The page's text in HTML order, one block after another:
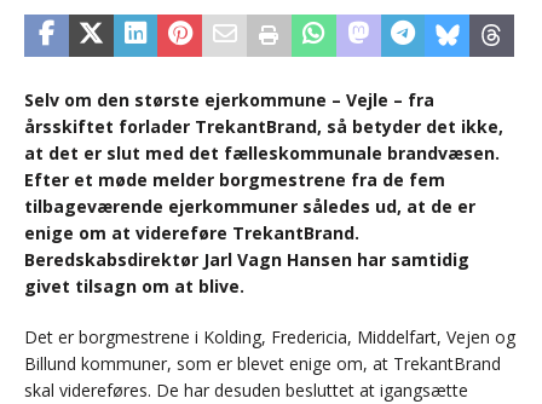
Selv om den største ejerkommune – Vejle – fra
årsskiftet forlader TrekantBrand, så betyder det ikke,
at det er slut med det fælleskommunale brandvæsen.
Efter et møde melder borgmestrene fra de fem
tilbageværende ejerkommuner således ud, at de er
enige om at videreføre TrekantBrand.
Beredskabsdirektør Jarl Vagn Hansen har samtidig
givet tilsagn om at blive.
Det er borgmestrene i Kolding, Fredericia, Middelfart, Vejen og
Billund kommuner, som er blevet enige om, at TrekantBrand
skal videreføres. De har desuden besluttet at igangsætte